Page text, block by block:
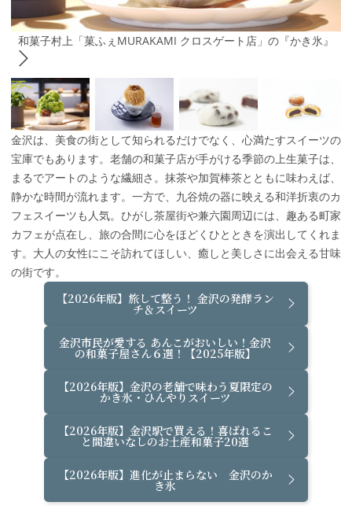
和菓子村上「菓ふぇMURAKAMI クロスゲート店」の『かき氷』
金沢は、美食の街として知られるだけでなく、心満たすスイーツの
宝庫でもあります。老舗の和菓子店が手がける季節の上生菓子は、
まるでアートのような繊細さ。抹茶や加賀棒茶とともに味わえば、
静かな時間が流れます。一方で、九谷焼の器に映える和洋折衷のカ
フェスイーツも人気。ひがし茶屋街や兼六園周辺には、趣ある町家
カフェが点在し、旅の合間に心をほどくひとときを演出してくれま
す。大人の女性にこそ訪れてほしい、癒しと美しさに出会える甘味
の街です。
【2026年版】旅して整う！ 金沢の発酵ラン
チ＆スイーツ
金沢市民が愛する あんこがおいしい！金沢
の和菓子屋さん６選！【2025年版】
【2026年版】金沢の老舗で味わう夏限定の
かき氷・ひんやりスイーツ
【2026年版】金沢駅で買える！喜ばれるこ
と間違いなしのお土産和菓子20選
【2026年版】進化が止まらない 金沢のか
き氷